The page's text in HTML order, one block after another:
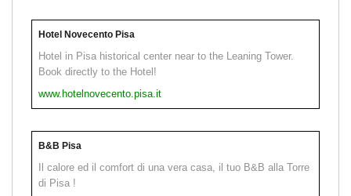
Hotel Novecento Pisa
Hotel in Pisa historical center near to the Leaning Tower.
Book directly to the Hotel!
www.hotelnovecento.pisa.it
B&B Pisa
Il calore ed il comfort di una vera casa, il tuo B&B alla Torre
di Pisa !